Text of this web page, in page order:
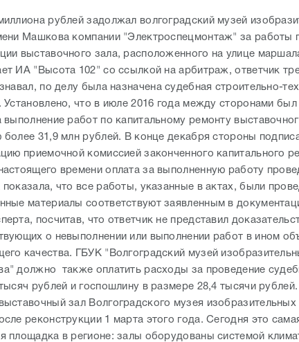
рублей задолжал волгоградский музей
Машкова компании "Электроспецмонтаж" за работы
выставочного зала, расположенного на улице
ИА "Высота 102" со ссылкой на арбитраж, ответчик
по делу была назначена судебная строительно-
Установлено, что в июле 2016 года между сторонами
выполнение работ по капитальному ремонту
более 31,9 млн рублей. В конце декабря стороны
приемочной комиссией законченного капитального
времени оплата за выполненную работу
показала, что все работы, указанные в актах, были
материалы соответствуют заявленным в
посчитав, что ответчик не представил
о невыполнении или выполнении работ в ином
качества. ГБУК "Волгоградский музей
должно также оплатить расходы за проведение
рублей и госпошлину в размере 28,4 тысячи рублей.
зал Волгоградского музея изобразительных
реконструкции 1 марта этого года. Сегодня это
площадка в регионе: залы оборудованы системой